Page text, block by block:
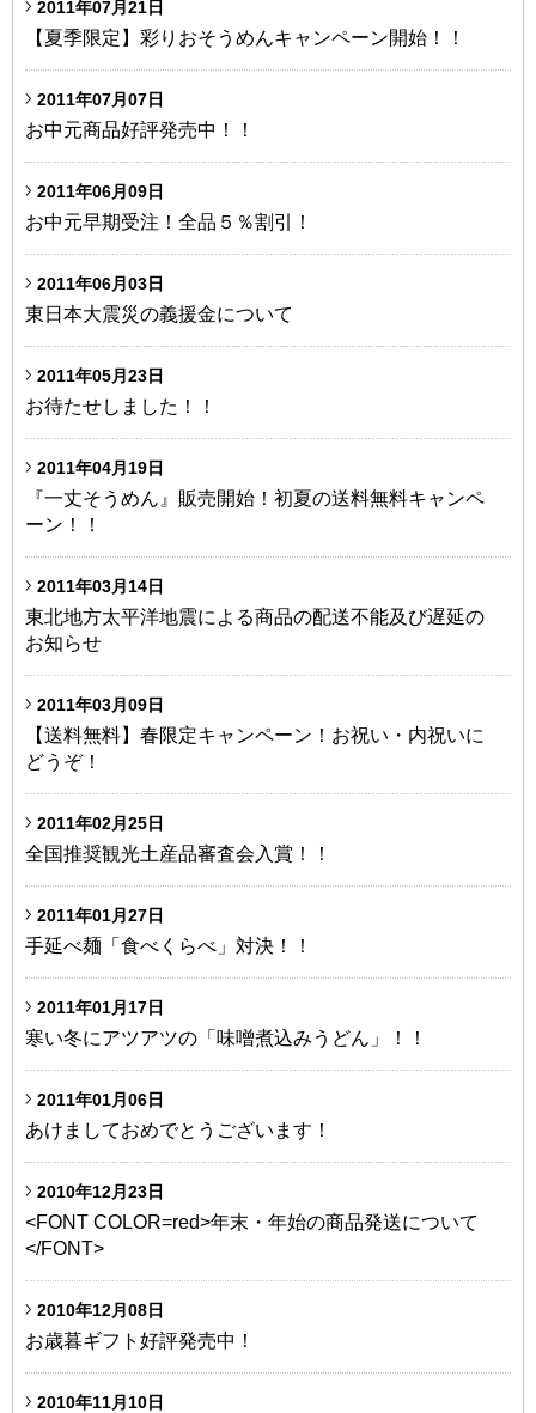
2011年07月21日
【夏季限定】彩りおそうめんキャンペーン開始！！
2011年07月07日
お中元商品好評発売中！！
2011年06月09日
お中元早期受注！全品５％割引！
2011年06月03日
東日本大震災の義援金について
2011年05月23日
お待たせしました！！
2011年04月19日
『一丈そうめん』販売開始！初夏の送料無料キャンペ
ーン！！
2011年03月14日
東北地方太平洋地震による商品の配送不能及び遅延の
お知らせ
2011年03月09日
【送料無料】春限定キャンペーン！お祝い・内祝いに
どうぞ！
2011年02月25日
全国推奨観光土産品審査会入賞！！
2011年01月27日
手延べ麺「食べくらべ」対決！！
2011年01月17日
寒い冬にアツアツの「味噌煮込みうどん」！！
2011年01月06日
あけましておめでとうございます！
2010年12月23日
<FONT COLOR=red>年末・年始の商品発送について
</FONT>
2010年12月08日
お歳暮ギフト好評発売中！
2010年11月10日